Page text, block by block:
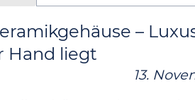
–
Hand liegt
13.